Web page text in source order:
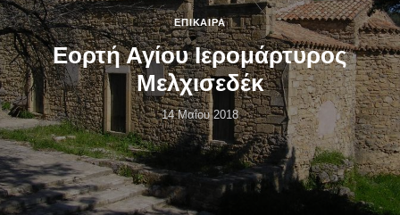
ΕΠΊΚΑΙΡΑ
Εορτή Αγίου Ιερομάρτυρος
Μελχισεδέκ
14 Μαΐου 2018